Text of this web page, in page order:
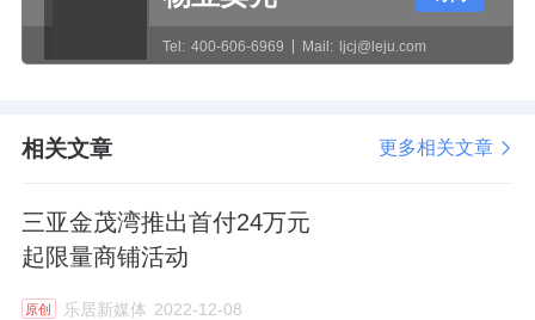
Tel: 400-606-6969 Mail: ljcj@leju.com
相关文章 更多相关文章
三亚金茂湾推出首付24万元
起限量商铺活动
原创 乐居新媒体 2022-12-08